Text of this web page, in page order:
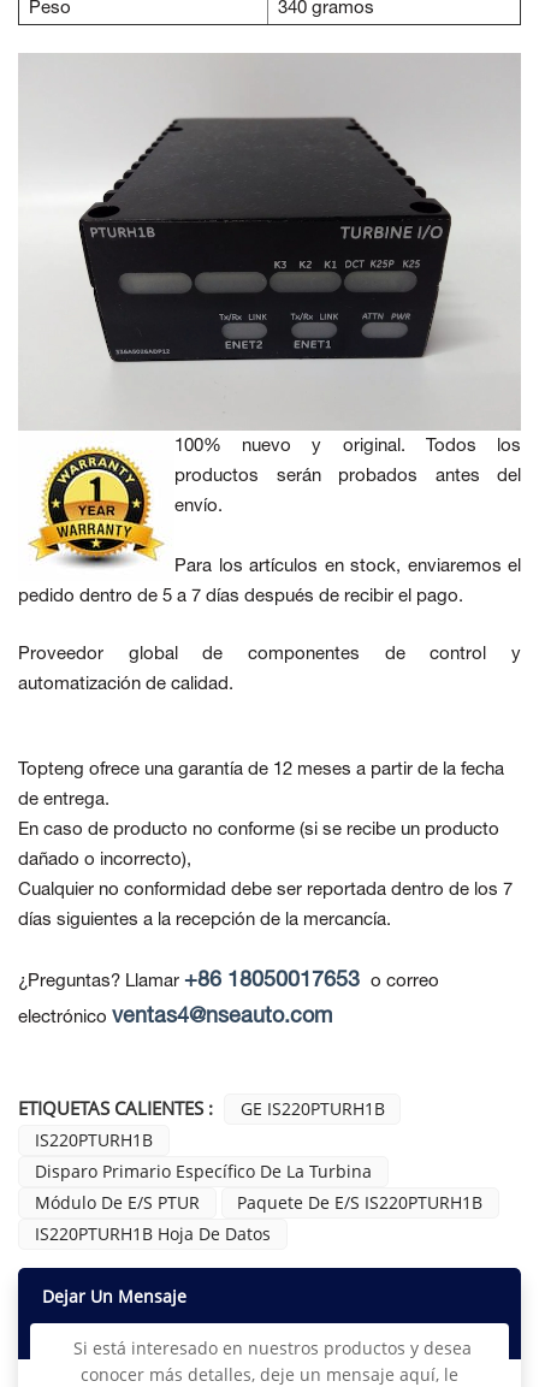
Peso 340 gramos
100% nuevo y original. Todos los
productos serán probados antes del
envío.
Para los artículos en stock, enviaremos el
pedido dentro de 5 a 7 días después de recibir el pago.
Proveedor global de componentes de control y
automatización de calidad.
Topteng ofrece una garantía de 12 meses a partir de la fecha
de entrega.
En caso de producto no conforme (si se recibe un producto
dañado o incorrecto),
Cualquier no conformidad debe ser reportada dentro de los 7
días siguientes a la recepción de la mercancía.
¿Preguntas? Llamar +86 18050017653 o correo
electrónico ventas4@nseauto.com
ETIQUETAS CALIENTES :
GE IS220PTURH1B
IS220PTURH1B
Disparo Primario Específico De La Turbina
Módulo De E/S PTUR
Paquete De E/S IS220PTURH1B
IS220PTURH1B Hoja De Datos
Dejar Un Mensaje
Si está interesado en nuestros productos y desea
conocer más detalles, deje un mensaje aquí, le